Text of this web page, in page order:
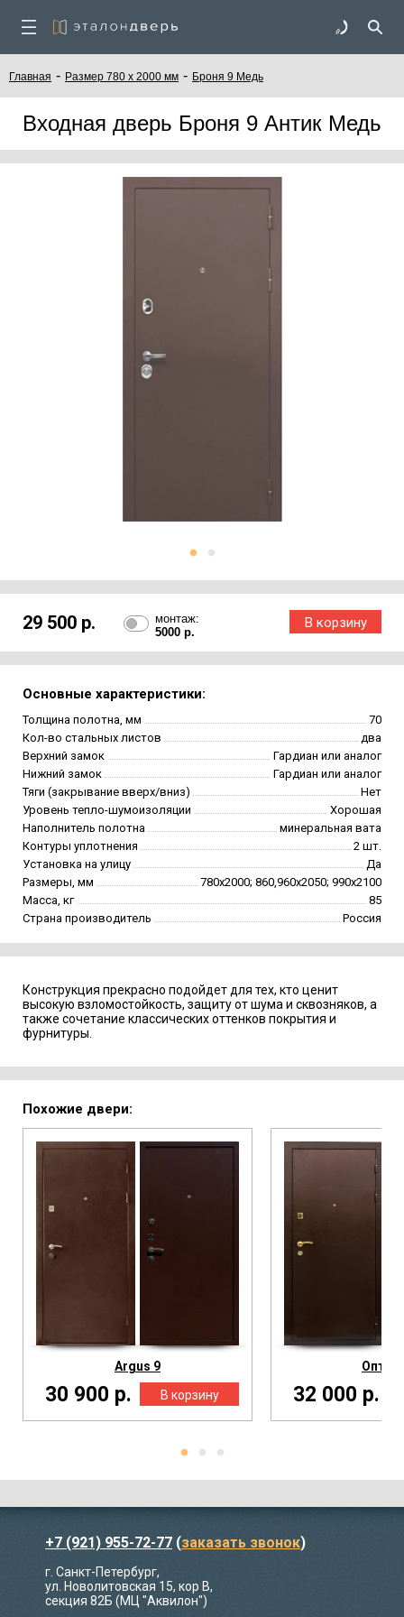
Главная - Размер 780 x 2000 мм - Броня 9 Медь
Входная дверь Броня 9 Антик Медь
29 500 р.
монтаж:
5000 р.
Основные характеристики:
Толщина полотна, мм
70
Кол-во стальных листов
два
Верхний замок
Гардиан или аналог
Нижний замок
Гардиан или аналог
Тяги (закрывание вверх/вниз)
Нет
Уровень тепло-шумоизоляции
Хорошая
Наполнитель полотна
минеральная вата
Контуры уплотнения
2 шт.
Установка на улицу
Да
Размеры, мм
780х2000; 860,960х2050; 990х2100
Масса, кг
85
Страна производитель
Россия
Конструкция прекрасно подойдет для тех, кто ценит
высокую взломостойкость, защиту от шума и сквозняков, а
также сочетание классических оттенков покрытия и
фурнитуры.
Похожие двери:
Argus 9
30 900 р. 32 000 р.
+7 (921) 955-72-77 (заказать звонок)
г. Санкт-Петербург,
ул. Новолитовская 15, кор В,
секция 82Б (МЦ "Аквилон")